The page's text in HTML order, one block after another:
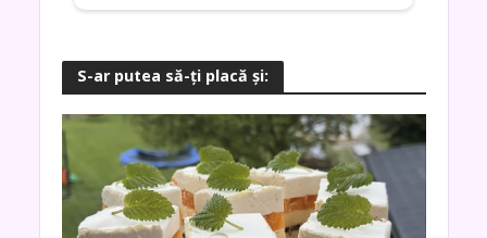
S-ar putea să-ţi placă şi: